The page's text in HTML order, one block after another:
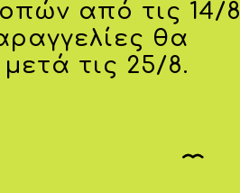
12Μ 18Μ
από τις 14/8
θα
τις 25/8.